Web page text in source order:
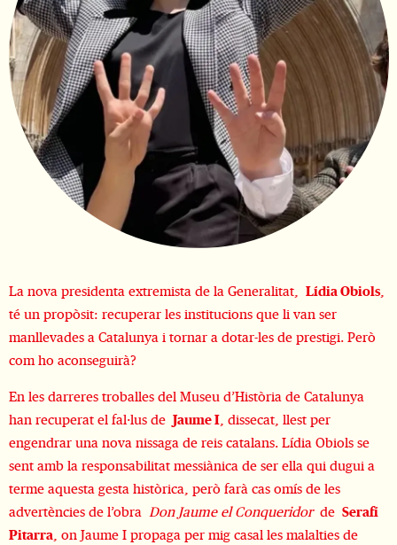
La nova presidenta extremista de la Generalitat, Lídia Obiols,
té un propòsit: recuperar les institucions que li van ser
manllevades a Catalunya i tornar a dotar-les de prestigi. Però
com ho aconseguirà?
En les darreres troballes del Museu d’Història de Catalunya
han recuperat el fal·lus de Jaume I, dissecat, llest per
engendrar una nova nissaga de reis catalans. Lídia Obiols se
sent amb la responsabilitat messiànica de ser ella qui dugui a
terme aquesta gesta històrica, però farà cas omís de les
advertències de l’obra Don Jaume el Conqueridorde Serafí
Pitarra, on Jaume I propaga per mig casal les malalties de